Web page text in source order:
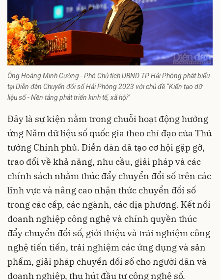
Ông Hoàng Minh Cường - Phó Chủ tịch UBND TP Hải Phòng phát biểu
tại Diễn đàn Chuyển đổi số Hải Phòng 2023 với chủ đề “Kiến tạo dữ
liệu số - Nền tảng phát triển kinh tế, xã hội”
Đây là sự kiện nằm trong chuỗi hoạt động hưởng
ứng Năm dữ liệu số quốc gia theo chỉ đạo của Thủ
tướng Chính phủ. Diễn đàn đã tạo cơ hội gặp gỡ,
trao đổi về khả năng, nhu cầu, giải pháp và các
chính sách nhằm thúc đẩy chuyển đổi số trên các
lĩnh vực và nâng cao nhận thức chuyển đổi số
trong các cấp, các ngành, các địa phương. Kết nối
doanh nghiệp công nghệ và chính quyền thúc
đẩychuyển đổi số, giới thiệu và trải nghiệm công
nghệ tiến tiến, trải nghiệm các ứng dụng và sản
phẩm, giải pháp chuyển đổi số cho người dân và
doanh nghiệp, thu hút đầu tư công nghệ số.